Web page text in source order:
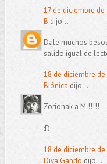
17 de diciembre de
B dijo...
Dale muchos
salido igual de
18 de diciembre
Biónica dijo...
Zorionak a M.!!!!!
:D
18 de diciembre
Diva Gando dijo...